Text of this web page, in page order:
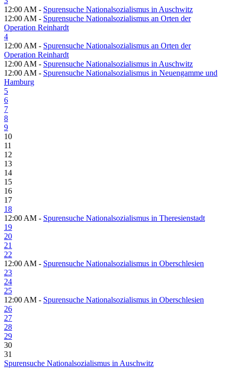
12:00 AM - Spurensuche Nationalsozialismus in Auschwitz
12:00 AM - Spurensuche Nationalsozialismus an Orten der
Operation Reinhardt
4
12:00 AM - Spurensuche Nationalsozialismus an Orten der
Operation Reinhardt
12:00 AM - Spurensuche Nationalsozialismus in Auschwitz
12:00 AM - Spurensuche Nationalsozialismus in Neuengamme und
Hamburg
5
6
7
8
9
10
11
12
13
14
15
16
17
18
12:00 AM - Spurensuche Nationalsozialismus in Theresienstadt
19
20
21
22
12:00 AM - Spurensuche Nationalsozialismus in Oberschlesien
23
24
25
12:00 AM - Spurensuche Nationalsozialismus in Oberschlesien
26
27
28
29
30
31
Spurensuche Nationalsozialismus in Auschwitz